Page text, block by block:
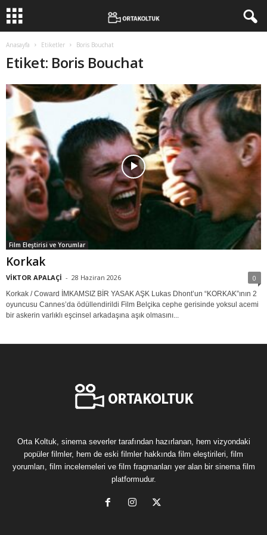
Anasayfa Etiketler Boris Bouchat
Etiket: Boris Bouchat
Film Eleştirisi ve Yorumlar
Korkak
VİKTOR APALAÇİ - 28 Haziran 2026 0
Korkak / Coward İMKAMSIZ BİR YASAK AŞK Lukas Dhont’un “KORKAK”ının 2
oyuncusu Cannes’da ödüllendirildi Film Belçika cephe gerisinde yoksul acemi
bir askerin varlıklı eşcinsel arkadaşına aşık olmasını...
Orta Koltuk, sinema severler tarafından hazırlanan, hem vizyondaki
popüler filmler, hem de eski filmler hakkında film eleştirileri, film
yorumları, film incelemeleri ve film fragmanları yer alan bir sinema film
platformudur.